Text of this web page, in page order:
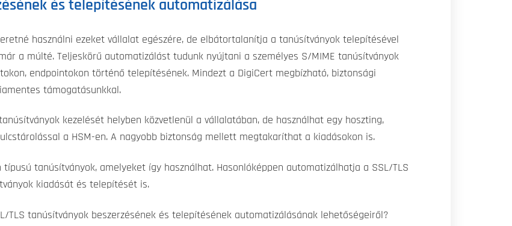
és telepítésének automatizálása
használni ezeket vállalat egészére, de elbátortalanítja a tanúsítványok telepítésével
a múlté. Teljeskörű automatizálást tudunk nyújtani a személyes S/MIME tanúsítványok
endpointokon történő telepítésének. Mindezt a DigiCert megbízható, biztonsági
támogatásunkkal.
kezelését helyben közvetlenül a vállalatában, de használhat egy hoszting,
a HSM-en. A nagyobb biztonság mellett megtakaríthat a kiadásokon is.
tanúsítványok, amelyeket így használhat. Hasonlóképpen automatizálhatja a SSL/TLS
kiadását és telepítését is.
TLS tanúsítványok beszerzésének és telepítésének automatizálásának lehetőségeiről?